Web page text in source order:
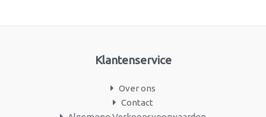
Klantenservice
Over ons
Contact